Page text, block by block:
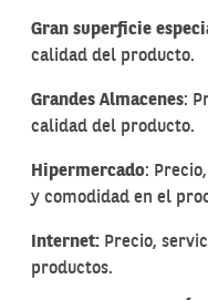
Gran superficie
calidad del producto.
Grandes Almacenes:
calidad del producto.
Hipermercado:
y comodidad en el
Internet: Precio,
productos.